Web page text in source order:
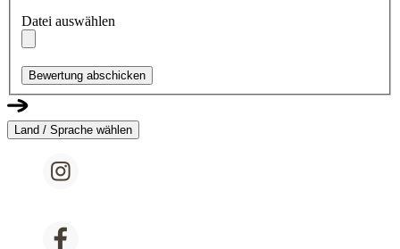
Datei auswählen
Bewertung abschicken
Land / Sprache wählen